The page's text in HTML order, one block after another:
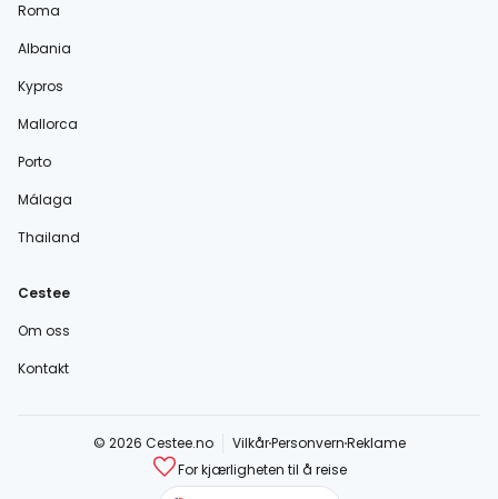
Roma
Albania
Kypros
Mallorca
Porto
Málaga
Thailand
Cestee
Om oss
Kontakt
© 2026 Cestee.no VilkårPersonvernReklame
For kjærligheten til å reise
cestee.com